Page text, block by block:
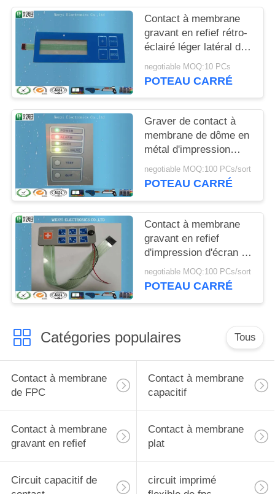
PRIVACY
POLICY
Contact à membrane
gravant en refief rétro-
éclairé léger latéral de
LED FPC avec
Polydome
negotiable MOQ:10 PCs
POTEAU CARRÉ
Graver de contact à
membrane de dôme en
métal d'impression
d'écran en soie de 7
clés
negotiable MOQ:100 PCs/sort
POTEAU CARRÉ
Contact à membrane
gravant en refief
d'impression d'écran en
soie de 7 clés
negotiable MOQ:100 PCs/sort
POTEAU CARRÉ
Catégories populaires Tous
Contact à membrane
de FPC
Contact à membrane
capacitif
Contact à membrane
gravant en refief
Contact à membrane
plat
Circuit capacitif de
circuit imprimé